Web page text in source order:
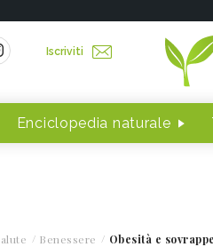
Iscriviti
Enciclopedia naturale
Benessere Obesità e